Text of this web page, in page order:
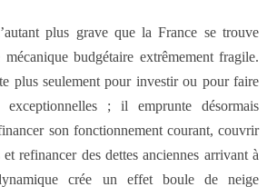
plus grave que la France se trouve
budgétaire extrêmement fragile.
plus seulement pour investir ou pour faire
; il emprunte désormais
son fonctionnement courant, couvrir
refinancer des dettes anciennes arrivant à
crée un effet boule de neige